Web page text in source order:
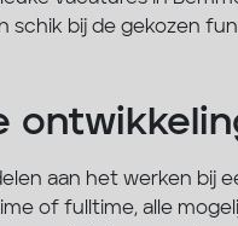
schik bij de gekozen
aan het werken bij
of fulltime, alle